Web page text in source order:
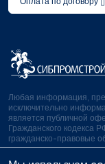
Любая информация,
исключительно
является публичной
Гражданского кодекса
гражданско-правовые
отдельно и